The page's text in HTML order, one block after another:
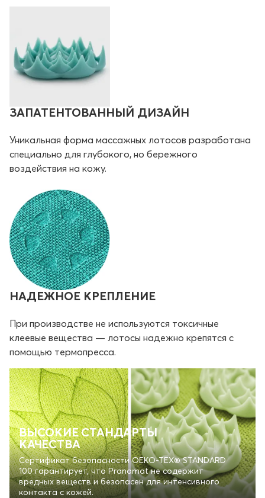
ЗАПАТЕНТОВАННЫЙ ДИЗАЙН
Уникальная форма массажных лотосов разработана
специально для глубокого, но бережного
воздействия на кожу.
НАДЕЖНОЕ КРЕПЛЕНИЕ
При производстве не используются токсичные
клеевые вещества — лотосы надежно крепятся с
помощью термопресса.
ВЫСОКИЕ СТАНДАРТЫ
КАЧЕСТВА
Сертификат безопасности OEKO-TEX® STANDARD
100 гарантирует, что Pranamat не содержит
вредных веществ и безопасен для интенсивного
контакта с кожей.